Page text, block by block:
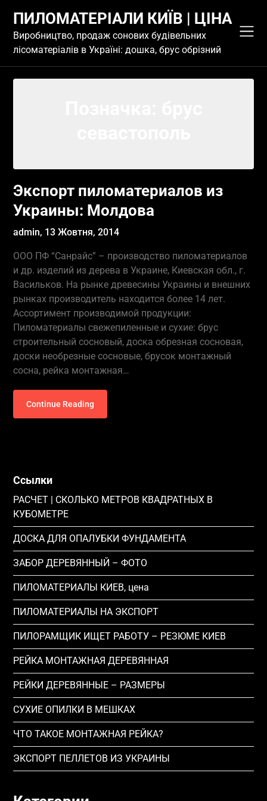
content
ПИЛОМАТЕРІАЛИ КИЇВ | ЦІНА
Виробництво, продаж сонових будівельних
лісоматеріалів в Україні: дошка, брус обрізний
Экспорт пиломатериалов из
Украины: Молдова
admin, 13 Жовтня, 2014
ООО ПФ “Санрайс” – производство пиломатериалов
и др. изделий из дерева в Украине, Киевская обл., г.
Васильков. На рынке древесины Украины и внешних
рынках производитель находится более 14 лет.
Ассортимент производимой продукции:
Пиломатериалы свежепиленные и сухие: брус
строительный сосновый, доска обрезная сосновая,
доски необрезные сосновые, брусок монтажный
сосна, рейка монтажная…
Continue Reading
Ссылки
РАСЧЕТ | СКОЛЬКО МЕТРОВ КВАДРАТНЫХ В
КУБОМЕТРЕ
ДОСКА ДЛЯ ОПАЛУБКИ ФУНДАМЕНТА
ЗАБОР ДЕРЕВЯННЫЙ – ФОТО
ПИЛОМАТЕРИАЛЫ КИЕВ, цена
ПИЛОМАТЕРИАЛЫ НА ЭКСПОРТ
ПИЛОРАМЩИК ИЩЕТ РАБОТУ – РЕЗЮМЕ КИЕВ
РЕЙКА МОНТАЖНАЯ ДЕРЕВЯННАЯ
РЕЙКИ ДЕРЕВЯННЫЕ – РАЗМЕРЫ
СУХИЕ ОПИЛКИ В МЕШКАХ
ЧТО ТАКОЕ МОНТАЖНАЯ РЕЙКА?
ЭКСПОРТ ПЕЛЛЕТОВ ИЗ УКРАИНЫ